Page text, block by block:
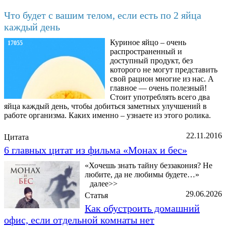
Что будет с вашим телом, если есть по 2 яйца
каждый день
17055
Куриное яйцо – очень
распространенный и
доступный продукт, без
которого не могут представить
свой рацион многие из нас. А
главное — очень полезный!
Стоит употреблять всего два
яйца каждый день, чтобы добиться заметных улучшений в
работе организма. Каких именно – узнаете из этого ролика.
22.11.2016
Цитата
6 главных цитат из фильма «Монах и бес»
«Хочешь знать тайну беззакония? Не
любите, да не любимы будете…»
далее>>
29.06.2026
Статья
Как обустроить домашний
офис, если отдельной комнаты нет